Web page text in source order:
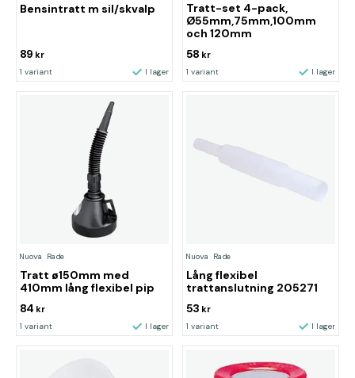
Bensintratt m sil/skvalp
89 kr
1 variant I lager
Tratt-set 4-pack,
Ø55mm,75mm,100mm
och 120mm
58 kr
1 variant I lager
Nuova Rade
Tratt ø150mm med
410mm lång flexibel pip
84 kr
1 variant I lager
Nuova Rade
Lång flexibel
trattanslutning 205271
53 kr
1 variant I lager